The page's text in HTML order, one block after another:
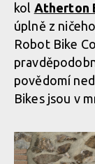
kol Atherton
úplně z
Robot Bike
povědomí
Bikes jsou v